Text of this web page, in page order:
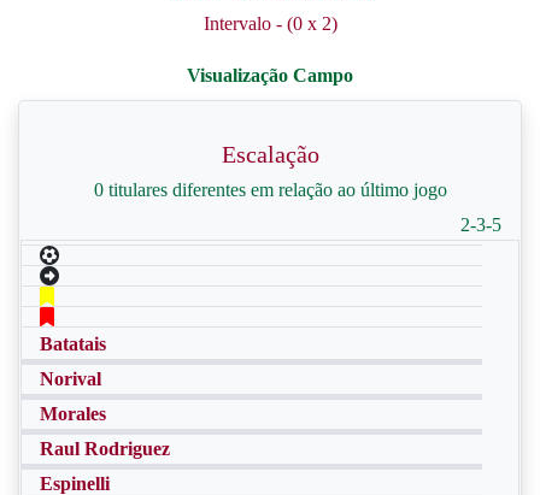
Intervalo - (0 x 2)
Escalação
0 titulares diferentes em relação ao último jogo
2-3-5
Batatais
Norival
Morales
Raul Rodriguez
Espinelli